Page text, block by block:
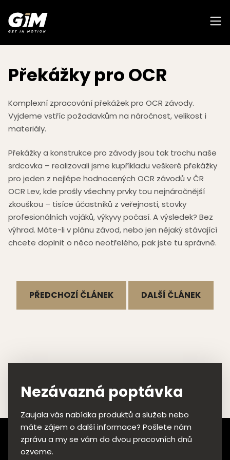
obsah
Překážky pro OCR
Komplexní zpracování překážek pro OCR závody.
Vyjdeme vstříc požadavkům na náročnost, velikost i
materiály.
Překážky a konstrukce pro závody jsou tak trochu naše
srdcovka – realizovali jsme kupříkladu veškeré překážky
pro jeden z nejlépe hodnocených OCR závodů v ČR
OCR Lev, kde prošly všechny prvky tou nejnáročnější
zkouškou – tisíce účastníků z veřejnosti, stovky
profesionálních vojáků, výkyvy počasí. A výsledek? Bez
výhrad. Máte-li v plánu závod, nebo jen nějaký stávající
chcete doplnit o něco neotřelého, pak jste tu správně.
PŘEDCHOZÍ ČLÁNEK DALŠÍ ČLÁNEK
Z
Nezávazná poptávka
Zaujala vás nabídka produktů a služeb nebo
máte zájem o další informace? Pošlete nám
zprávu a my se vám do dvou pracovních dnů
ozveme.